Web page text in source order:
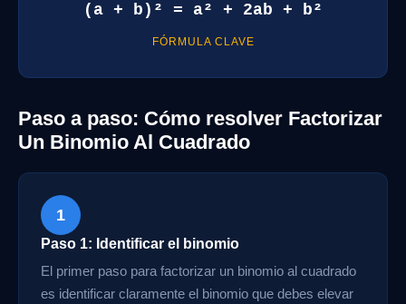
(a + b)² = a² + 2ab + b²
FÓRMULA CLAVE
Paso a paso: Cómo resolver Factorizar
Un Binomio Al Cuadrado
1
Paso 1: Identificar el binomio
El primer paso para factorizar un binomio al cuadrado
es identificar claramente el binomio que debes elevar